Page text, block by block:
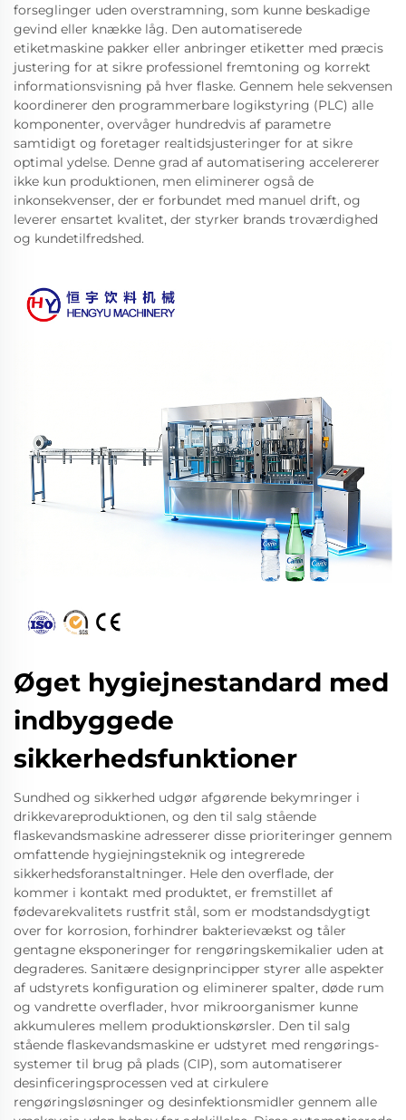
forseglinger uden overstramning, som kunne beskadige
gevind eller knække låg. Den automatiserede
etiketmaskine pakker eller anbringer etiketter med præcis
justering for at sikre professionel fremtoning og korrekt
informationsvisning på hver flaske. Gennem hele sekvensen
koordinerer den programmerbare logikstyring (PLC) alle
komponenter, overvåger hundredvis af parametre
samtidigt og foretager realtidsjusteringer for at sikre
optimal ydelse. Denne grad af automatisering accelererer
ikke kun produktionen, men eliminerer også de
inkonsekvenser, der er forbundet med manuel drift, og
leverer ensartet kvalitet, der styrker brands troværdighed
og kundetilfredshed.
Øget hygiejnestandard med
indbyggede
sikkerhedsfunktioner
Sundhed og sikkerhed udgør afgørende bekymringer i
drikkevareproduktionen, og den til salg stående
flaskevandsmaskine adresserer disse prioriteringer gennem
omfattende hygiejningsteknik og integrerede
sikkerhedsforanstaltninger. Hele den overflade, der
kommer i kontakt med produktet, er fremstillet af
fødevarekvalitets rustfrit stål, som er modstandsdygtigt
over for korrosion, forhindrer bakterievækst og tåler
gentagne eksponeringer for rengøringskemikalier uden at
degraderes. Sanitære designprincipper styrer alle aspekter
af udstyrets konfiguration og eliminerer spalter, døde rum
og vandrette overflader, hvor mikroorganismer kunne
akkumuleres mellem produktionskørsler. Den til salg
stående flaskevandsmaskine er udstyret med rengørings-
systemer til brug på plads (CIP), som automatiserer
desinficeringsprocessen ved at cirkulere
rengøringsløsninger og desinfektionsmidler gennem alle